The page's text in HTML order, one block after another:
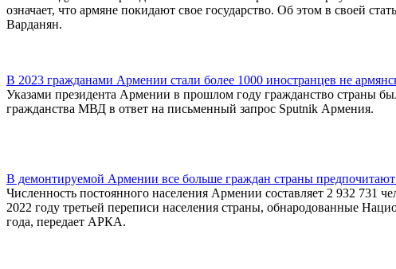
означает, что армяне покидают свое государство. Об этом в своей
Варданян.
В 2023 гражданами Армении стали более 1000 иностранцев не
Указами президента Армении в прошлом году гражданство страны
гражданства МВД в ответ на письменный запрос Sputnik Армения.
В демонтируемой Армении все больше граждан страны
Численность постоянного населения Армении составляет 2 932 731
2022 году третьей переписи населения страны, обнародованные
года, передает АРКА.